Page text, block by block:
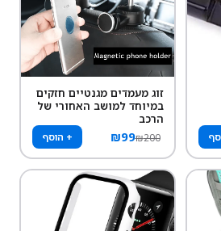
זוג מעמדים מגנטיים חזקים
במיוחד למושב האחורי של
הרכב
₪99₪200 + הוסף